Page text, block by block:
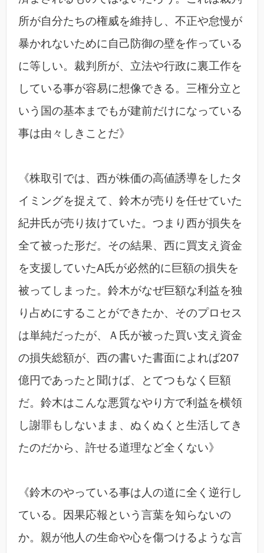
所が自分たちの権威を維持し、不正や怠慢が
暴かれないために自己防御の壁を作っている
に等しい。裁判所が、立法や行政に裏工作を
している事が容易に想像できる。三権分立と
いう国の基本までもが建前だけになっている
事は由々しきことだ》
《株取引では、西が株価の高値誘導をしたタ
イミングを捉えて、鈴木が売りを任せていた
紀井氏が売り抜けていた。つまり西が損失を
全て被った形だ。その結果、西に買支え資金
を支援していたA氏が必然的に巨額の損失を
被ってしまった。鈴木がなぜ巨額な利益を独
り占めにすることができたか、そのプロセス
は単純だったが、Ａ氏が被った買い支え資金
の損失総額が、西の書いた書面によれば207
億円であったと聞けば、とてつもなく巨額
だ。鈴木はこんな悪質なやり方で利益を横領
し謝罪もしないまま、ぬくぬくと生活してき
たのだから、許せる道理など全くない》
《鈴木のやっている事は人の道に全く逆行し
ている。因果応報という言葉を知らないの
か。親が他人の生命や心を傷つけるような言